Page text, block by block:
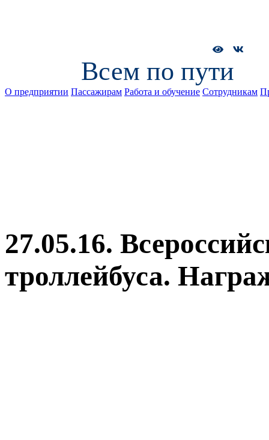
Всем по пути
О предприятии Пассажирам Работа и обучение Сотрудникам
27.05.16.
троллейбуса.